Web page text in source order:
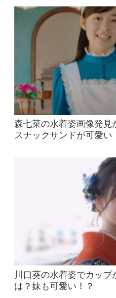
森七菜の水着姿画像発見
スナックサンドが可愛い
川口葵の水着姿でカッ
は？妹も可愛い！？